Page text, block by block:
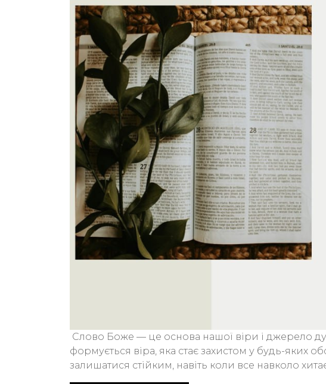
Слово Боже — це основа нашої віри і джерело
формується віра, яка стає захистом у будь-яких
залишатися стійким, навіть коли все навколо